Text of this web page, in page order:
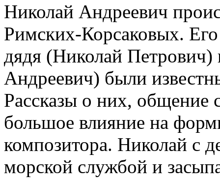
Николай Андреевич
Римских-Корсаковых.
дядя (Николай
Андреевич) были
Рассказы о них, общение
большое влияние на
композитора. Николай с
морской службой и